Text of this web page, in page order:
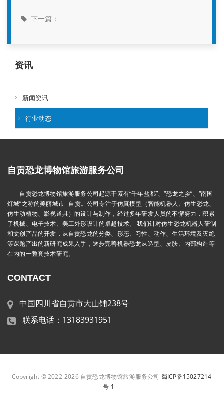
下一篇：
资讯
新闻资讯
行业动态
自贡恐龙博物馆旅游服务公司
自贡恐龙博物馆旅游服务公司起源于素有“千年盐都”、“恐龙之乡”、“南国
灯城”之称的美丽城市--自贡。公司专注于仿真模型（智能机器人、仿生恐龙、
仿生动植物、影视道具）的设计与制作，经过多年研发人员的不懈努力，积累
了机械、电子技术、美工外形设计的卓越技术。 我们针对仿生恐龙机器人研制
和文创产品的开发，从自贡恐龙的分类、形态、习性、动作、生活环境及灭绝
等课题产出的新研究成果入手，逐步完善机器恐龙从造型、皮肤、内部构造等
在内的一整套技术研究。
CONTACT
中国四川省自贡市大山铺238号
联系电话：13183931951
Copyright © 2022-2026 自贡恐龙博物馆旅游服务公司 蜀ICP备15027214
号-1